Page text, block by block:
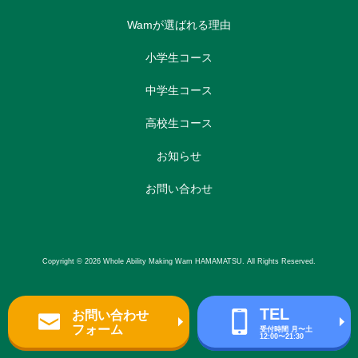
Wamが選ばれる理由
小学生コース
中学生コース
高校生コース
お知らせ
お問い合わせ
Copyright © 2026 Whole Ability Making Wam HAMAMATSU. All Rights Reserved.
お問い合わせ
フォーム
TEL
受付時間 月〜土
12:00〜21:30